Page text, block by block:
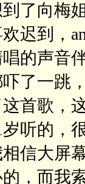
了向梅
迟到，
的声音
吓了一跳
首歌，
岁听的，
信大屏
，而我